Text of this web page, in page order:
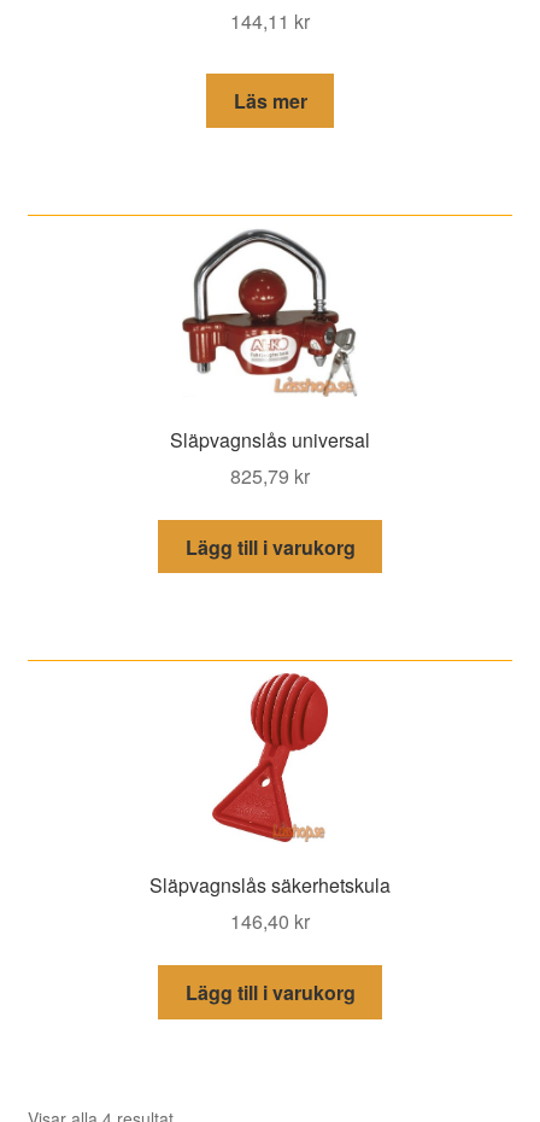
144,11 kr
Läs mer
Släpvagnslås universal
825,79 kr
Lägg till i varukorg
Släpvagnslås säkerhetskula
146,40 kr
Lägg till i varukorg